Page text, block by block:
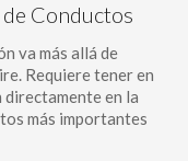
Conductos
va más allá de
Requiere tener en
en la
más importantes